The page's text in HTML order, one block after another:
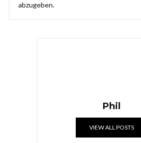
abzugeben.
Phil
VIEW ALL POSTS